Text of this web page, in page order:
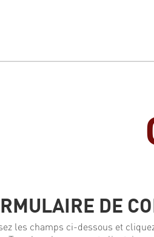
DE
les champs ci-dessous et